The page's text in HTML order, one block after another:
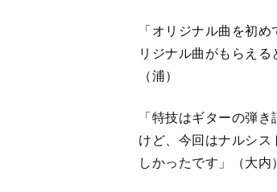
「オリジナル曲を初
リジナル曲がもらえる
（浦）
「特技はギターの弾
けど、今回はナルシス
しかったです」（大内）